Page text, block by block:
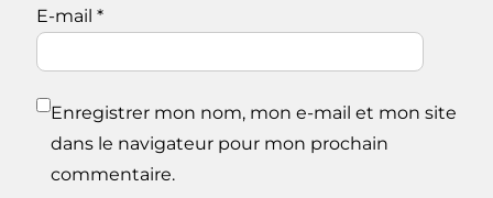
E-mail *
Enregistrer mon nom, mon e-mail et mon site
dans le navigateur pour mon prochain
commentaire.